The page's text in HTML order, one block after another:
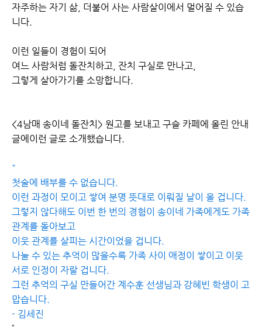
자주하는 자기 삶, 더불어 사는 사람살이에서 멀어질 수 있습
니다.
이런 일들이 경험이 되어
여느 사람처럼 돌잔치하고, 잔치 구실로 만나고,
그렇게 살아가기를 소망합니다.
<4남매 송이네 돌잔치> 원고를 보내고 구슬 카페에 올린 안내
글에 이런 글로 소개했습니다.
"
첫술에 배부를 수 없습니다.
이런 과정이 모이고 쌓여 분명 뜻대로 이뤄질 날이 올 겁니다.
그렇지 않다해도 이번 한 번의 경험이 송이네 가족에게도 가족
관계를 돌아보고
이웃 관계를 살피는 시간이었을 겁니다.
나눌 수 있는 추억이 많을수록 가족 사이 애정이 쌓이고 이웃
서로 인정이 자랄 겁니다.
그런 추억의 구실 만들어간 계수훈 선생님과 강혜빈 학생이 고
맙습니다.
- 김세진